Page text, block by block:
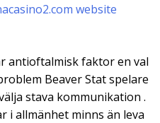
website
antioftalmisk faktor en val
Beaver Stat spelare
stava kommunikation .
i allmänhet minns än leva